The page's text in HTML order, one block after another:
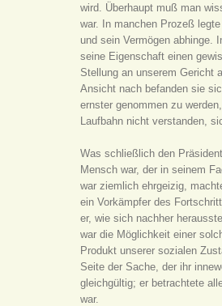
wird. Überhaupt muß man
war. In manchen Prozeß
und sein Vermögen abhinge.
seine Eigenschaft einen
Stellung an unserem Gericht
Ansicht nach befanden sie
ernster genommen zu
Laufbahn nicht verstanden,
Was schließlich den
Mensch war, der in seinem
war ziemlich ehrgeizig,
ein Vorkämpfer des
er, wie sich nachher
war die Möglichkeit einer
Produkt unserer sozialen
Seite der Sache, der ihr
gleichgültig; er betrachtete
war.